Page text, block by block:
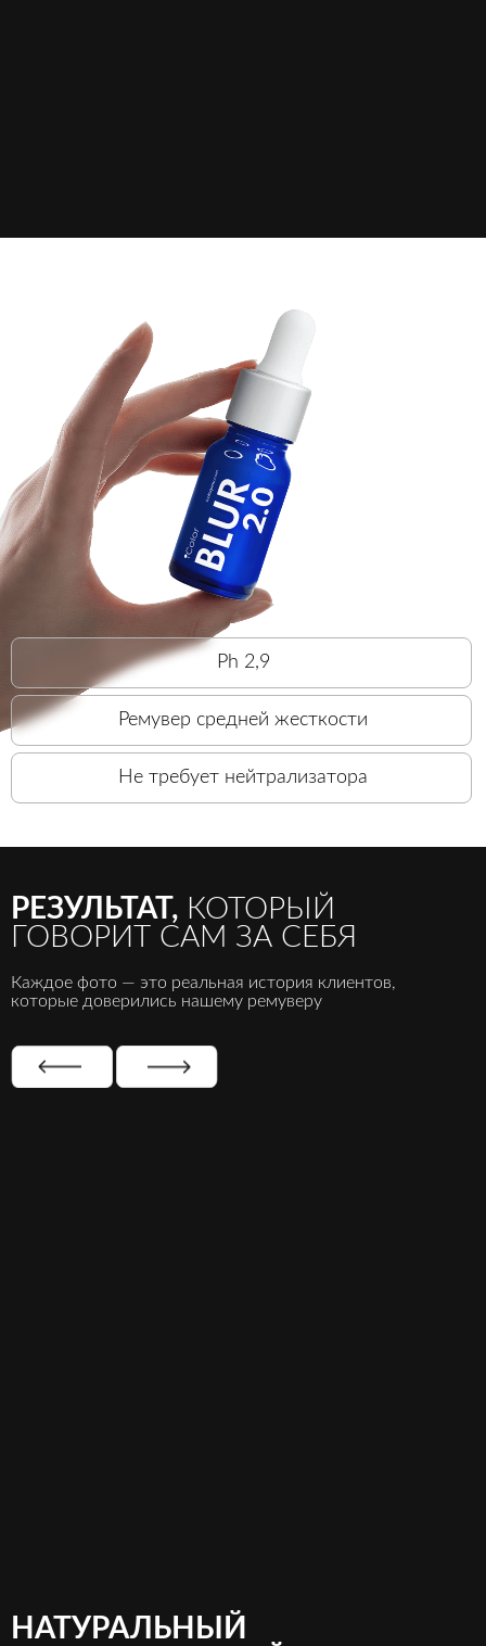
Ph 2,9
Ремувер средней жесткости
Не требует нейтрализатора
РЕЗУЛЬТАТ, КОТОРЫЙ
ГОВОРИТ САМ ЗА СЕБЯ
Каждое фото — это реальная история клиентов,
которые доверились нашему ремуверу
НАТУРАЛЬНЫЙ